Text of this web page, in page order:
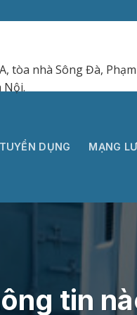
tòa nhà Sông Đà,
Nội.
TUYỂN DỤNG MẠNG
tin